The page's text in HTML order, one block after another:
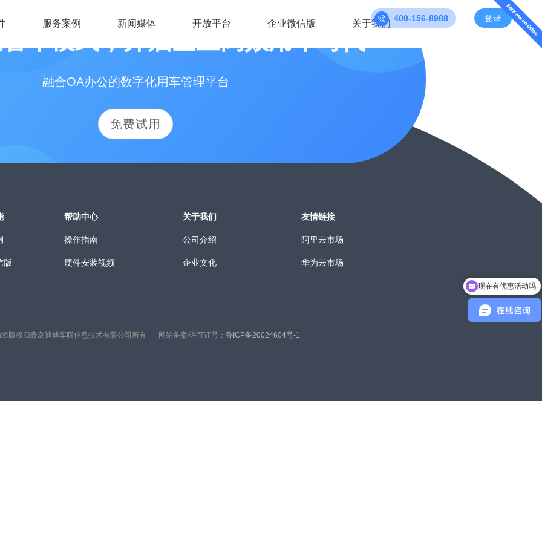
服务案例 新闻媒体 开放平台 企业微信版 关于我们 400-156-8988 登录
融合OA办公的数字化用车管理平台
免费试用
版
帮助中心
操作指南
硬件安装视频
关于我们
公司介绍
企业文化
友情链接
阿里云市场
华为云市场
版权归青岛迪迪车联信息技术有限公司所有 网站备案/许可证号： 鲁ICP备20024604号-1
现在有优惠活动吗